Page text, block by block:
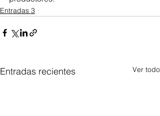
Entradas 3
Entradas recientes Ver todo